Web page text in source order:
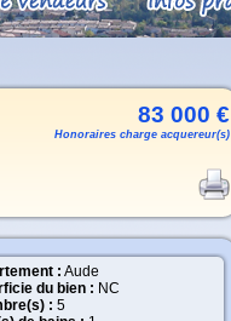
83 000 €
Honoraires charge acquereur(s)
: Aude
du bien : NC
: 5